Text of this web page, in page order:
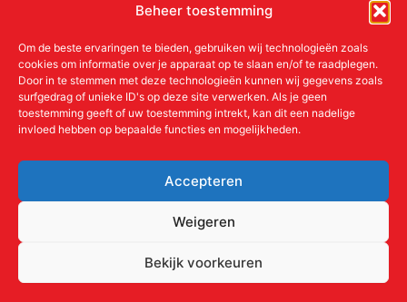
Beheer toestemming
Om de beste ervaringen te bieden, gebruiken wij technologieën zoals
cookies om informatie over je apparaat op te slaan en/of te raadplegen.
Door in te stemmen met deze technologieën kunnen wij gegevens zoals
surfgedrag of unieke ID's op deze site verwerken. Als je geen
toestemming geeft of uw toestemming intrekt, kan dit een nadelige
invloed hebben op bepaalde functies en mogelijkheden.
Accepteren
Weigeren
Bekijk voorkeuren
KvKnr:41011712
Meer over de Liudgerstichten
Aanmelden als donateur
ANBI
Contact